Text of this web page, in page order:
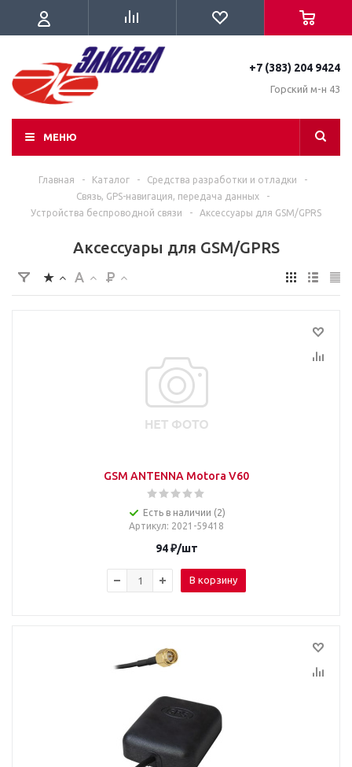
+7 (383) 204 9424
Горский м-н 43
МЕНЮ
Главная - Каталог - Средства разработки и отладки
-
Связь, GPS-навигация, передача данных
-
Устройства беспроводной связи
- Аксессуары для GSM/GPRS
Аксессуары для GSM/GPRS
GSM ANTENNA Motora V60
Есть в наличии (2)
Артикул: 2021-59418
94₽/шт
В корзину